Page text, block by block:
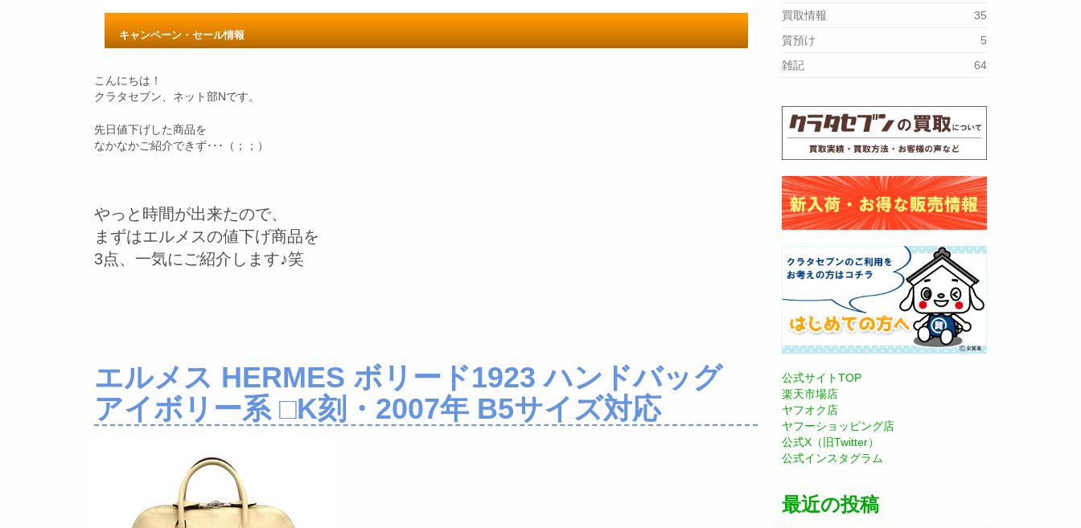
キャンペーン・セール情報
こんにちは！
クラタセブン、ネット部Nです。
先日値下げした商品を
なかなかご紹介できず･･･（；；）
やっと時間が出来たので、
まずはエルメスの値下げ商品を
3点、一気にご紹介します♪笑
エルメス HERMES ボリード1923 ハンドバッグ
アイボリー系 □K刻・2007年 B5サイズ対応
買取情報
35
質預け
5
雑記
64
公式サイトTOP
楽天市場店
ヤフオク店
ヤフーショッピング店
公式X（旧Twitter）
公式インスタグラム
最近の投稿